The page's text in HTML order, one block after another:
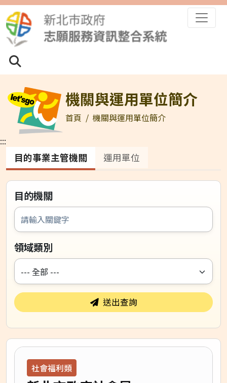
跳到主要內容區塊
機關與運用單位簡介
首頁
機關與運用單位簡介
:::
目的事業主管機關 運用單位
目的機關
領域類別
送出查詢
領域類別：
社會福利類